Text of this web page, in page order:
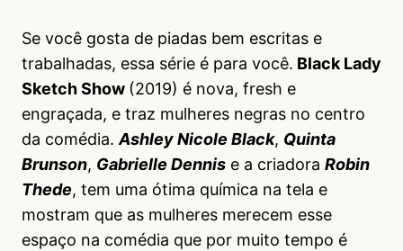
Se você gosta de piadas bem escritas e
trabalhadas, essa série é para você. Black Lady
Sketch Show (2019) é nova, fresh e
engraçada, e traz mulheres negras no centro
da comédia.Ashley Nicole Black, Quinta
Brunson, Gabrielle Dennis e a criadora Robin
Thede, tem uma ótima química na tela e
mostram que as mulheres merecem esse
espaço na comédia que por muito tempo é